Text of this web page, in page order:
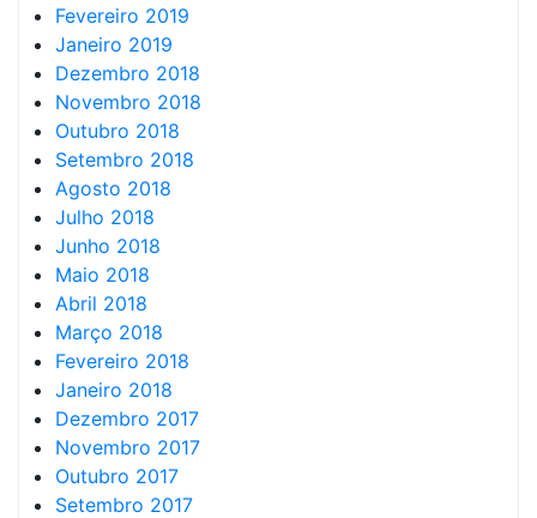
Fevereiro 2019
Janeiro 2019
Dezembro 2018
Novembro 2018
Outubro 2018
Setembro 2018
Agosto 2018
Julho 2018
Junho 2018
Maio 2018
Abril 2018
Março 2018
Fevereiro 2018
Janeiro 2018
Dezembro 2017
Novembro 2017
Outubro 2017
Setembro 2017